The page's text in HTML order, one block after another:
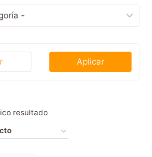
resultado
Aplicar